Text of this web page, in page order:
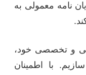
نامه معمولی به
و تخصصی خود،
با اطمینان